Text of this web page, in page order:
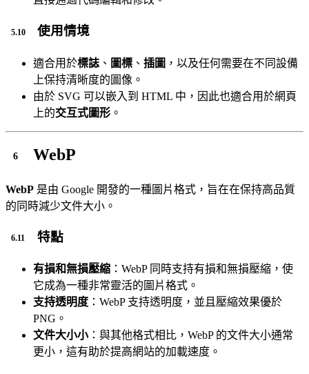
使用情境
適合用於標誌 、 圖標 、 插圖 ，以及任何需要在不同設備
上保持清晰度的圖像。
由於 SVG 可以嵌入到 HTML 中，因此也適合用於網頁
上的交互式圖形 。
WebP
WebP 是由 Google 開發的一種圖片格式，旨在在保持高品質
的同時減少文件大小。
特點
有損和無損壓縮 ：WebP 同時支持有損和無損壓縮，使
它成為一種非常靈活的圖片格式。
支持透明度 ：WebP 支持透明度，並且壓縮效果優於
PNG。
文件大小小：與其他格式相比，WebP 的文件大小通常
更小，這有助於提高網站的加載速度。